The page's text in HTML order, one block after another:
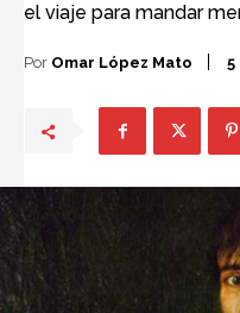
el viaje para mandar
Por Omar López Mato 5